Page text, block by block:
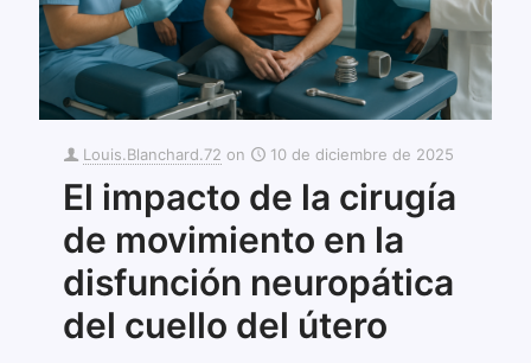
Louis.Blanchard.72 on 10 de diciembre de 2025
El impacto de la cirugía
de movimiento en la
disfunción neuropática
del cuello del útero